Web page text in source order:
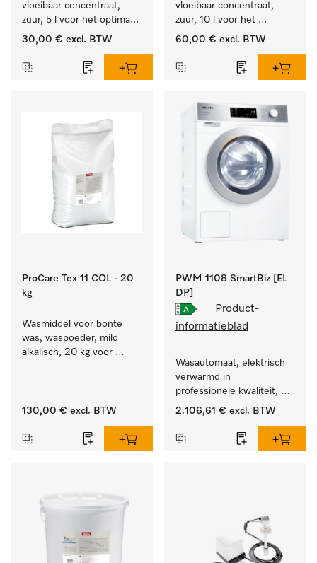
vloeibaar concentraat,
zuur, 5 l voor het optimaal
beschermen van het
neutralisatie.
30,00 € excl. BTW
vloeibaar concentraat,
zuur, 10 l voor het
optimaal beschermen van
betrouwbare neutralisatie.
60,00 € excl. BTW
ProCare Tex 11 COL - 20
kg
Wasmiddel voor bonte
was, waspoeder, mild
alkalisch, 20 kg voor
130,00 € excl. BTW
PWM 1108 SmartBiz [EL
DP]
Product-
informatieblad
Wasautomaat, elektrisch
verwarmd in
professionele kwaliteit,
programmaduur van
opstelling.
2.106,61 € excl. BTW